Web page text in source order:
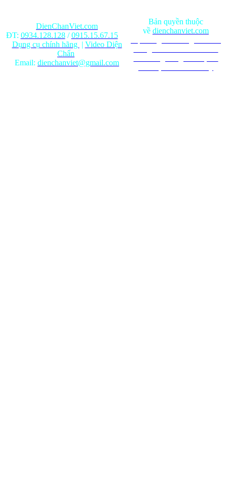
DienChanViet.com
ĐT: 0934.128.128/0915.15.67.15
Dụng cụ chính hãng | Video Diện
Chẩn
Email: dienchanviet@gmail.com
Bản quyền thuộc
về dienchanviet.com